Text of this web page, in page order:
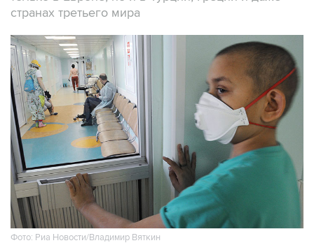
странах третьего мира
Фото: Риа Новости/Владимир Вяткин